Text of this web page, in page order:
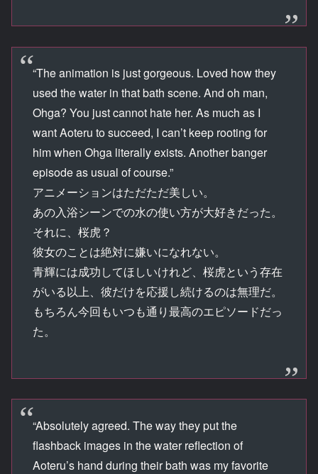
“The animation is just gorgeous. Loved how they
used the water in that bath scene. And oh man,
Ohga? You just cannot hate her. As much as I
want Aoteru to succeed, I can’t keep rooting for
him when Ohga literally exists. Another banger
episode as usual of course.”
アニメーションはただただ美しい。
あの入浴シーンでの水の使い方が大好きだった。
それに、桜虎？
彼女のことは絶対に嫌いになれない。
青輝には成功してほしいけれど、桜虎という存在
がいる以上、彼だけを応援し続けるのは無理だ。
もちろん今回もいつも通り最高のエピソードだっ
た。
“Absolutely agreed. The way they put the
flashback images in the water reflection of
Aoteru’s hand during their bath was my favorite